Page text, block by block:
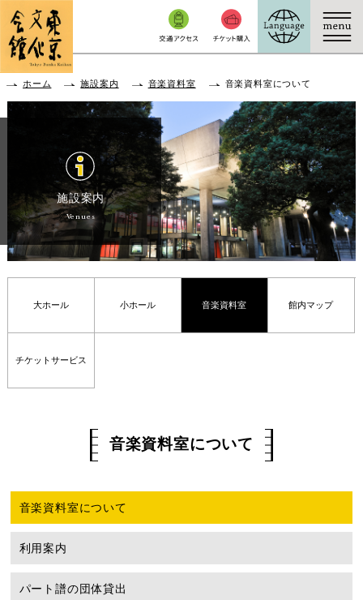
本文へ移動
ホーム 施設案内 音楽資料室 音楽資料室について
施設案内
Venues
大ホール 小ホール 音楽資料室 館内マップ
チケットサービス
音楽資料室について
音楽資料室について
利用案内
パート譜の団体貸出